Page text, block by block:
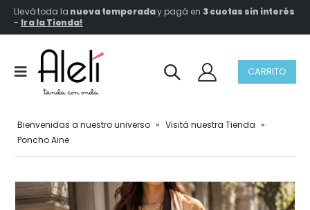
Llevá toda la nueva temporaday pagá en 3 cuotas sin interés
- Ir a la Tienda!
CARRITO
Bienvenidas a nuestro universo » Visitá nuestra Tienda »
Poncho Aine